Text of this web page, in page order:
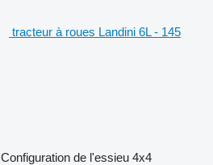
tracteur à roues Landini 6L - 145
Configuration de l'essieu 4x4